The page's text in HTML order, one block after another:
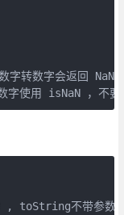
数字会返回 NaN
不带参数默